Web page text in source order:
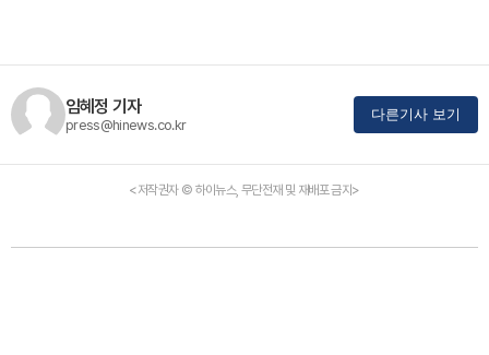
임혜정 기자
press@hinews.co.kr
다른기사 보기
<저작권자 © 하이뉴스, 무단전재 및 재배포 금지>